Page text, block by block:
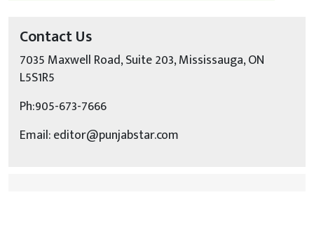
Contact Us
7035 Maxwell Road, Suite 203, Mississauga, ON
L5S1R5
Ph:905-673-7666
Email: editor@punjabstar.com